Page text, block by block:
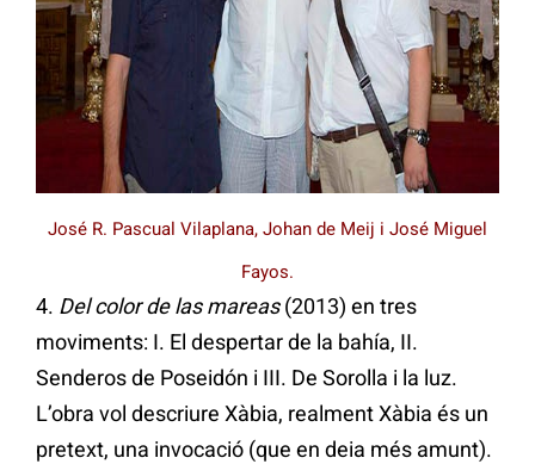
José R. Pascual Vilaplana, Johan de Meij i José Miguel
Fayos.
4. Del color de las mareas(2013) en tres
moviments: I. El despertar de la bahía, II.
Senderos de Poseidón i III. De Sorolla i la luz.
L’obra vol descriure Xàbia, realment Xàbia és un
pretext, una invocació (que en deia més amunt).